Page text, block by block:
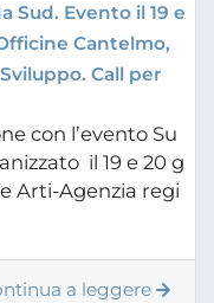
Sud. Evento il 19 e
Cantelmo,
Call per
con l’evento Su
il 19 e 20 g
Arti-Agenzia regi
a leggere